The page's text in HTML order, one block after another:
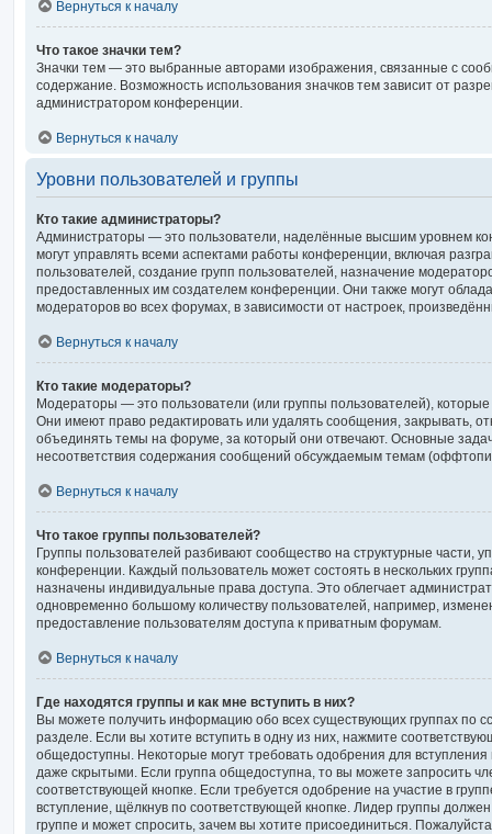
Вернуться к началу
Что такое значки тем?
Значки тем — это выбранные авторами изображения, связанные с
содержание. Возможность использования значков тем зависит от
администратором конференции.
Вернуться к началу
Уровни пользователей и группы
Кто такие администраторы?
Администраторы — это пользователи, наделённые высшим уровнем
могут управлять всеми аспектами работы конференции, включая
пользователей, создание групп пользователей, назначение
предоставленных им создателем конференции. Они также могут
модераторов во всех форумах, в зависимости от настроек,
Вернуться к началу
Кто такие модераторы?
Модераторы — это пользователи (или группы пользователей),
Они имеют право редактировать или удалять сообщения, закрывать,
объединять темы на форуме, за который они отвечают. Основные
несоответствия содержания сообщений обсуждаемым темам
Вернуться к началу
Что такое группы пользователей?
Группы пользователей разбивают сообщество на структурные части,
конференции. Каждый пользователь может состоять в нескольких
назначены индивидуальные права доступа. Это облегчает
одновременно большому количеству пользователей, например,
предоставление пользователям доступа к приватным форумам.
Вернуться к началу
Где находятся группы и как мне вступить в них?
Вы можете получить информацию обо всех существующих группах по
разделе. Если вы хотите вступить в одну из них, нажмите
общедоступны. Некоторые могут требовать одобрения для
даже скрытыми. Если группа общедоступна, то вы можете запросить
соответствующей кнопке. Если требуется одобрение на участие в
вступление, щёлкнув по соответствующей кнопке. Лидер группы
группе и может спросить, зачем вы хотите присоединиться.